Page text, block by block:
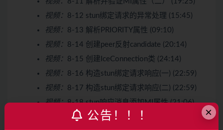
视频： 8-12 stun绑定请求的异常处理 (15:45)
视频： 8-13 解析PRIORITY属性 (09:10)
视频： 8-14 创建peer反射candidate (20:14)
视频： 8-15 创建IceConnection类 (24:14)
视频： 8-16 构造stun绑定请求响应(一) (22:59)
视频： 8-17 构造stun绑定请求响应(二) (22:59)
视频：8-18 stun响应消息添加MI属性 (21:06)
8-19 计算stun响应消息的MI值 (09:48)
×
公告！！！